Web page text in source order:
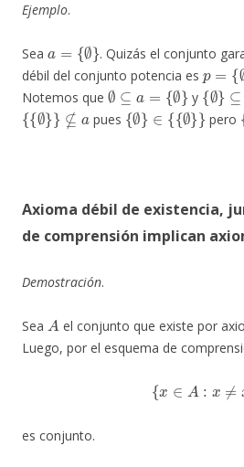
Ejemplo.
Sea
∅}
. Quizás el conjunto
débil del conjunto potencia es
p={∅
Notemos que
∅⊆a={∅}
y
{∅ ⊆
{{∅}}⊈a
pues
{∅} {{∅}}
pero
Axioma débil de existencia,
de comprensión implican
Demostración.
Sea
A
el conjunto que existe por
Luego, por el esquema de
{x x
es conjunto.